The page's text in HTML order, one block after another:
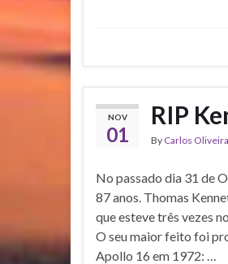
NOV
01
RIP
By Carlos Oliveira
No passado dia 31 de
87 anos. Thomas
que esteve três vezes
O seu maior feito foi
Apollo 16 em 1972: …